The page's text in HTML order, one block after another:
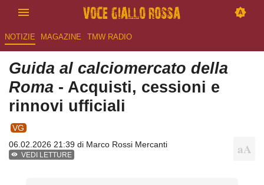
NOTIZIE MAGAZINE TMW RADIO
Guida al calciomercato della
Roma - Acquisti, cessioni e
rinnovi ufficiali
VG
06.02.2026 21:39 di Marco Rossi Mercanti
VEDI LETTURE